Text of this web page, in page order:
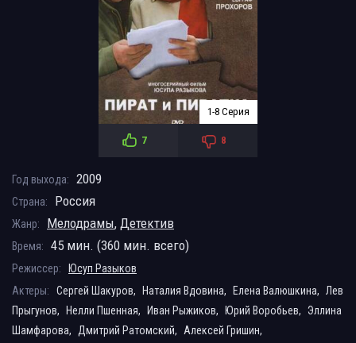
1-8 Серия
7 8
Год выхода: 2009
Страна: Россия
Жанр: Мелодрамы, Детектив
Время: 45 мин. (360 мин. всего)
Режиссер:
Юсуп Разыков
Актеры:
Сергей Шакуров, Наталия Вдовина, Елена Валюшкина, Лев
Прыгунов,
Нелли Пшенная, Иван Рыжиков, Юрий Воробьев, Эллина
Шамфарова,
Дмитрий Ратомский, Алексей Гришин,